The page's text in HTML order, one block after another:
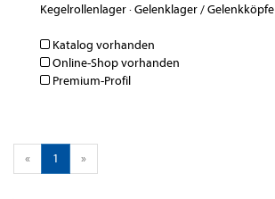
Kegelrollenlager·Gelenklager / Gelenkköpfe
Katalog vorhanden
Online-Shop vorhanden
Premium-Profil
« 1 »